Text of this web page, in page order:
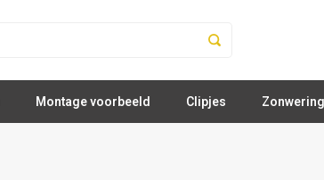
Montage voorbeeld Clipjes